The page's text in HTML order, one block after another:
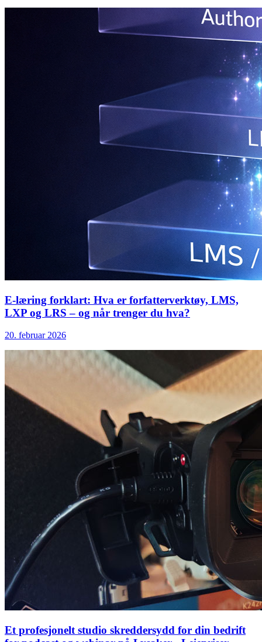
E-læring forklart: Hva er forfatterverktøy, LMS,
LXP og LRS – og når trenger du hva?
20. februar 2026
Et profesjonelt studio skreddersydd for din bedrift